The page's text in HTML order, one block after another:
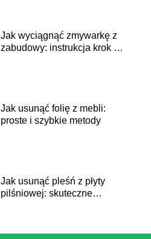
Jak wyciągnąć zmywarkę z
zabudowy: instrukcja krok po
Jak usunąć folię z mebli:
proste i szybkie metody
Jak usunąć pleśń z płyty
pilśniowej: skuteczne